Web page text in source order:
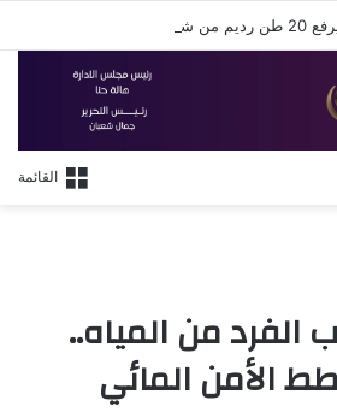
القائمة
الفرد من المياه..
الأمن المائي